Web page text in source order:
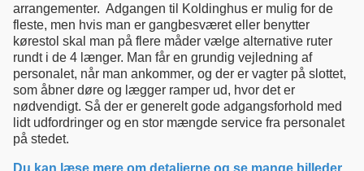
arrangementer. Adgangen til Koldinghus er mulig for de
fleste, men hvis man er gangbesværet eller benytter
kørestol skal man på flere måder vælge alternative ruter
rundt i de 4 længer. Man får en grundig vejledning af
personalet, når man ankommer, og der er vagter på slottet,
som åbner døre og lægger ramper ud, hvor det er
nødvendigt. Så der er generelt gode adgangsforhold med
lidt udfordringer og en stor mængde service fra personalet
på stedet.
Du kan læse mere om detaljerne og se mange billeder